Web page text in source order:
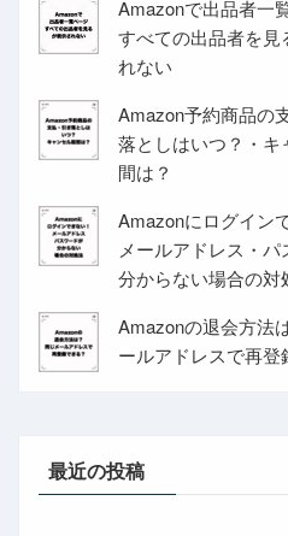
Amazonで出品者一
すべての出品者を見
れない
Amazon予約商品の
落としはいつ？・キ
間は？
Amazonにログイン
メールアドレス・
分からない場合の対
Amazonの退会方法
ールアドレスで再登
最近の投稿